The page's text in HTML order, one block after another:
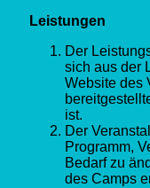
Leistungen
Der
sich aus der
Website des
ist.
Der
Programm,
Bedarf zu
des Camps